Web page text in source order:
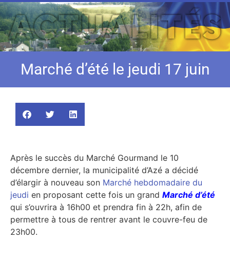
Marché d’été le jeudi 17 juin
Après le succès du Marché Gourmand le 10
décembre dernier, la municipalité d’Azé a décidé
d’élargir à nouveau son Marché hebdomadaire du
jeudi en proposant cette fois un grand Marché d’été
qui s’ouvrira à 16h00 et prendra fin à 22h, afin de
permettre à tous de rentrer avant le couvre-feu de
23h00.